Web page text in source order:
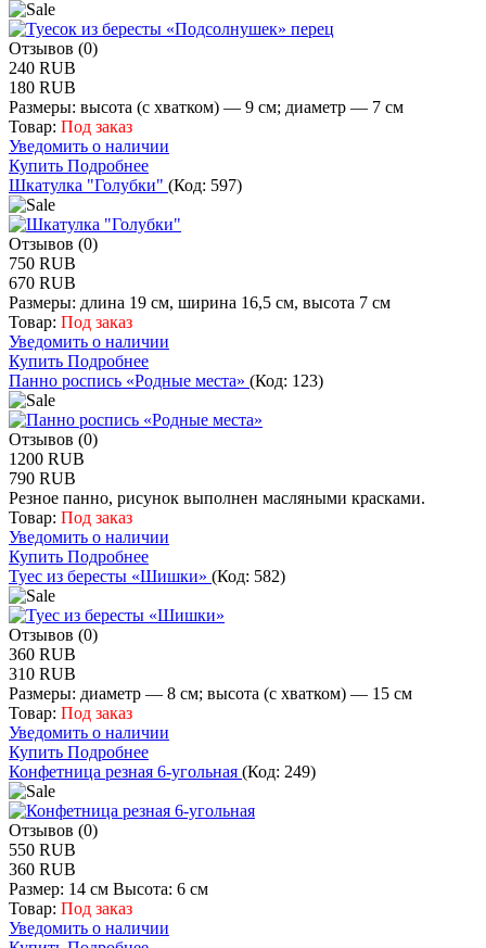
Отзывов (0)
240 RUB
180 RUB
Размеры: высота (с хватком) — 9 см; диаметр — 7 см
Товар: Под заказ
Уведомить о наличии
Купить Подробнее
Шкатулка "Голубки" (Код: 597)
Отзывов (0)
750 RUB
670 RUB
Размеры: длина 19 см, ширина 16,5 см, высота 7 см
Товар: Под заказ
Уведомить о наличии
Купить Подробнее
Панно роспись «Родные места» (Код: 123)
Отзывов (0)
1200 RUB
790 RUB
Резное панно, рисунок выполнен масляными красками.
Товар: Под заказ
Уведомить о наличии
Купить Подробнее
Туес из бересты «Шишки» (Код: 582)
Отзывов (0)
360 RUB
310 RUB
Размеры: диаметр — 8 см; высота (с хватком) — 15 см
Товар: Под заказ
Уведомить о наличии
Купить Подробнее
Конфетница резная 6-угольная (Код: 249)
Отзывов (0)
550 RUB
360 RUB
Размер: 14 см Высота: 6 см
Товар: Под заказ
Уведомить о наличии